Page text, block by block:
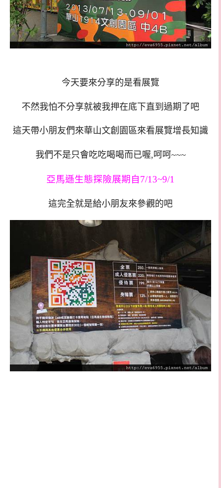
今天要來分享的是看展覽
不然我怕不分享就被我押在底下直到過期了吧
這天帶小朋友們來華山文創園區來看展覽增長知識
我們不是只會吃吃喝喝而已喔,呵呵~~~
亞馬遜生態探險展期自7/13~9/1
這完全就是給小朋友來參觀的吧